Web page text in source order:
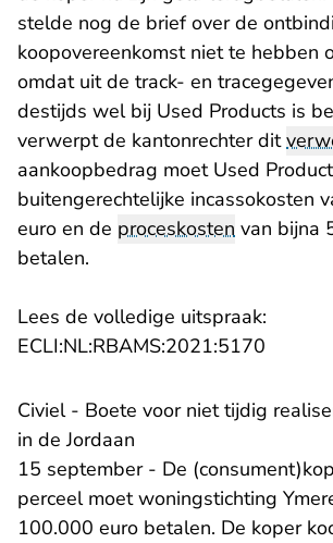
stelde nog de brief over de
koopovereenkomst niet te hebben
omdat uit de track- en
destijds wel bij Used Products is
verwerpt de kantonrechter dit
aankoopbedrag moet Used
buitengerechtelijke incassokosten
euro en de proceskosten van bijna
betalen.
Lees de volledige uitspraak:
ECLI:NL:RBAMS:2021:5170
Civiel - Boete voor niet tijdig
in de Jordaan
15 september - De
perceel moet woningstichting
100.000 euro betalen. De koper